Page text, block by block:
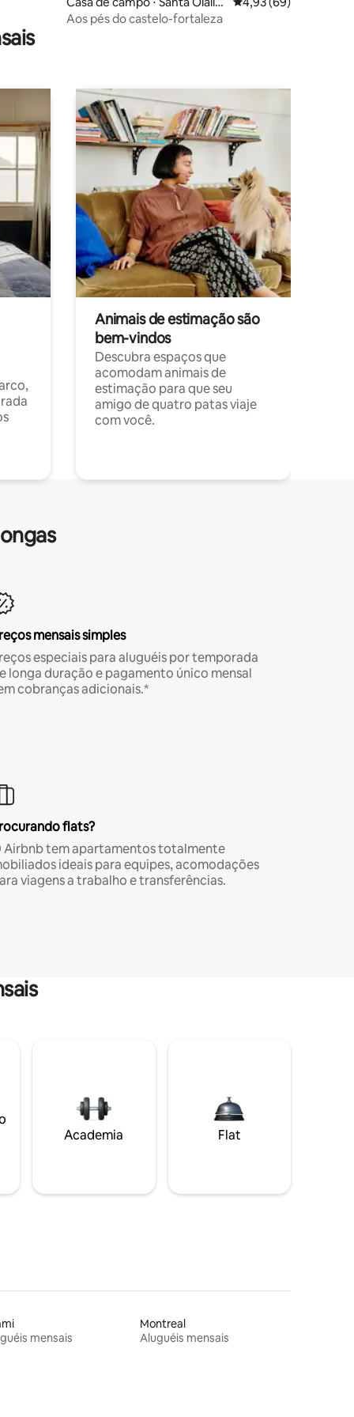
del Cala
Aos pés do castelo-fortaleza
Animais de estimação são
bem-vindos
Descubra espaços que
acomodam animais de
estimação para que seu
amigo de quatro patas viaje
com você.
mensais simples
especiais para aluguéis por temporada
longa duração e pagamento único mensal
cobranças adicionais.*
flats?
Airbnb tem apartamentos totalmente
ideais para equipes, acomodações
viagens a trabalho e transferências.
Academia Flat
mensais
Montreal
Aluguéis mensais